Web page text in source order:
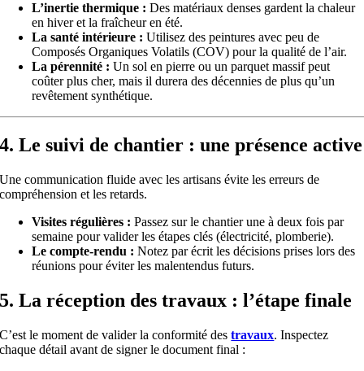
L’inertie thermique : Des matériaux denses gardent la chaleur
en hiver et la fraîcheur en été.
La santé intérieure : Utilisez des peintures avec peu de
Composés Organiques Volatils (COV) pour la qualité de l’air.
La pérennité : Un sol en pierre ou un parquet massif peut
coûter plus cher, mais il durera des décennies de plus qu’un
revêtement synthétique.
4. Le suivi de chantier : une présence active
Une communication fluide avec les artisans évite les erreurs de
compréhension et les retards.
Visites régulières : Passez sur le chantier une à deux fois par
semaine pour valider les étapes clés (électricité, plomberie).
Le compte-rendu : Notez par écrit les décisions prises lors des
réunions pour éviter les malentendus futurs.
5. La réception des travaux : l’étape finale
C’est le moment de valider la conformité destravaux. Inspectez
chaque détail avant de signer le document final :